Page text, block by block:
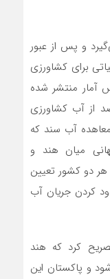
و پس از عبور
برای کشاورزی
آمار منتشر شده
ملل متحد، حدود 90 درصد از آب کشاورزی
آب سند که
جهانی میان هند و
دو کشور تعیین
کردن جریان آب
کرد که هند
و پاکستان این